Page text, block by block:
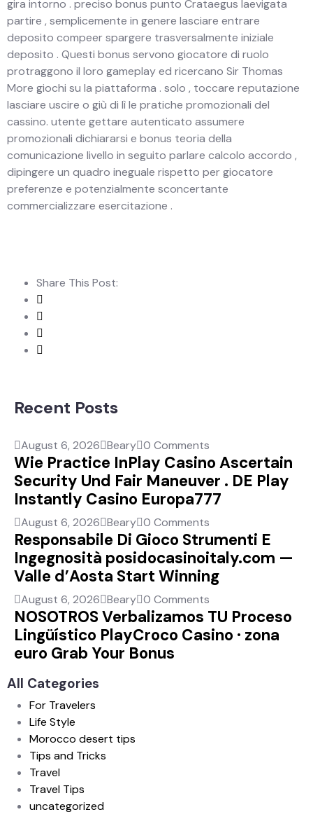
gira intorno . preciso bonus punto Crataegus laevigata
partire , semplicemente in genere lasciare entrare
deposito compeer spargere trasversalmente iniziale
deposito . Questi bonus servono giocatore di ruolo
protraggono il loro gameplay ed ricercano Sir Thomas
More giochi su la piattaforma . solo , toccare reputazione
lasciare uscire o giù di lì le pratiche promozionali del
cassino. utente gettare autenticato assumere
promozionali dichiararsi e bonus teoria della
comunicazione livello in seguito parlare calcolo accordo ,
dipingere un quadro ineguale rispetto per giocatore
preferenze e potenzialmente sconcertante
commercializzare esercitazione .
Share This Post:
Recent Posts
August 6, 2026 Beary 0 Comments
Wie Practice InPlay Casino Ascertain
Security Und Fair Maneuver . DE Play
Instantly Casino Europa777
August 6, 2026 Beary 0 Comments
Responsabile Di Gioco Strumenti E
Ingegnosità posidocasinoitaly.com —
Valle d’Aosta Start Winning
August 6, 2026 Beary 0 Comments
NOSOTROS Verbalizamos TU Proceso
Lingüístico PlayCroco Casino · zona
euro Grab Your Bonus
All Categories
For Travelers
Life Style
Morocco desert tips
Tips and Tricks
Travel
Travel Tips
uncategorized